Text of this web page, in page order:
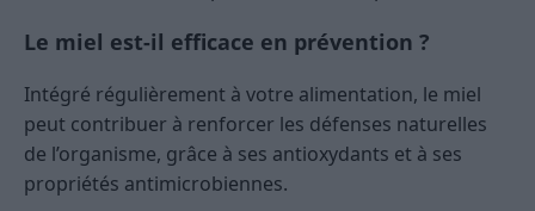
Le miel est-il efficace en prévention ?
Intégré régulièrement à votre alimentation, le miel
peut contribuer à renforcer les défenses naturelles
de l’organisme, grâce à ses antioxydants et à ses
propriétés antimicrobiennes.